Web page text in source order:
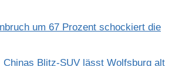
um 67 Prozent schockiert die
Chinas Blitz-SUV lässt Wolfsburg alt